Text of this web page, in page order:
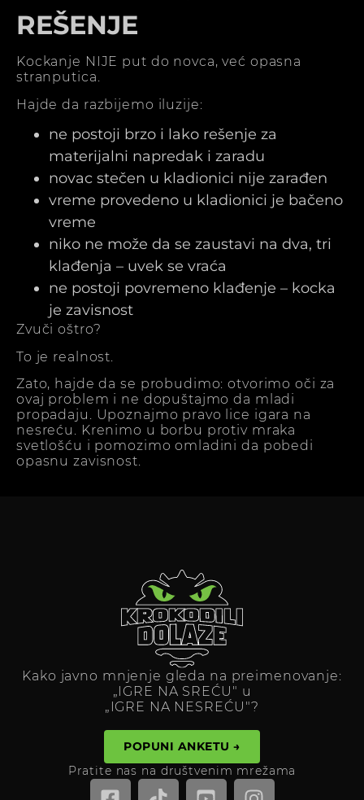
REŠENJE
Kockanje NIJE put do novca, već opasna
stranputica.
Hajde da razbijemo iluzije:
ne postoji brzo i lako rešenje za
materijalni napredak i zaradu
novac stečen u kladionici nije zarađen
vreme provedeno u kladionici je bačeno
vreme
niko ne može da se zaustavi na dva, tri
klađenja – uvek se vraća
ne postoji povremeno klađenje – kocka
je zavisnost
Zvuči oštro?
To je realnost.
Zato, hajde da se probudimo: otvorimo oči za
ovaj problem i ne dopuštajmo da mladi
propadaju. Upoznajmo pravo lice igara na
nesreću. Krenimo u borbu protiv mraka
svetlošću i pomozimo omladini da pobedi
opasnu zavisnost.
Kako javno mnjenje gleda na preimenovanje:
„IGRE NA SREĆU" u
„IGRE NA NESREĆU"?
POPUNI ANKETU →
Pratite nas na društvenim mrežama